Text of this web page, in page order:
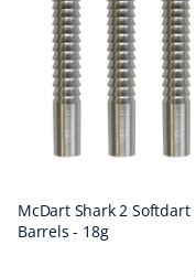
McDart Shark 2 Softdart
Barrels - 18g